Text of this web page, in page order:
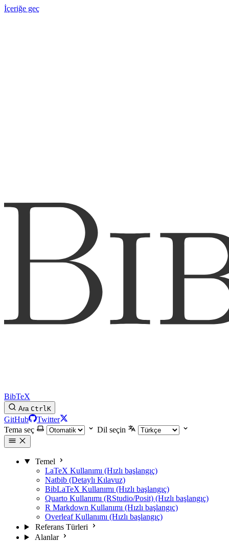
İçeriğe geç
BibTeX
Ara CtrlK
GitHub
Twitter
Tema seç
Dil seçin
Temel
LaTeX Kullanımı (Hızlı başlangıç)
Natbib (Detaylı Kılavuz)
BibLaTeX Kullanımı (Hızlı başlangıç)
Quarto Kullanımı (RStudio/Posit) (Hızlı başlangıç)
R Markdown Kullanımı (Hızlı başlangıç)
Overleaf Kullanımı (Hızlı başlangıç)
Referans Türleri
Alanlar